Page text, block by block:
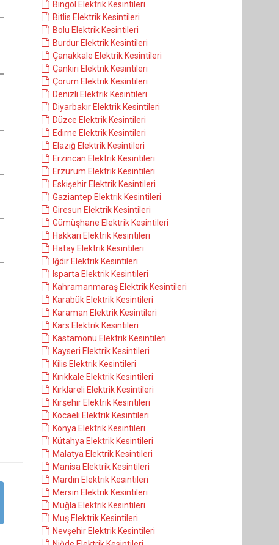
Bingöl Elektrik Kesintileri
Bitlis Elektrik Kesintileri
Bolu Elektrik Kesintileri
Burdur Elektrik Kesintileri
Çanakkale Elektrik Kesintileri
Çankırı Elektrik Kesintileri
Çorum Elektrik Kesintileri
Denizli Elektrik Kesintileri
Diyarbakır Elektrik Kesintileri
Düzce Elektrik Kesintileri
Edirne Elektrik Kesintileri
Elazığ Elektrik Kesintileri
Erzincan Elektrik Kesintileri
Erzurum Elektrik Kesintileri
Eskişehir Elektrik Kesintileri
Gaziantep Elektrik Kesintileri
Giresun Elektrik Kesintileri
Gümüşhane Elektrik Kesintileri
Hakkari Elektrik Kesintileri
Hatay Elektrik Kesintileri
Iğdır Elektrik Kesintileri
Isparta Elektrik Kesintileri
Kahramanmaraş Elektrik Kesintileri
Karabük Elektrik Kesintileri
Karaman Elektrik Kesintileri
Kars Elektrik Kesintileri
Kastamonu Elektrik Kesintileri
Kayseri Elektrik Kesintileri
Kilis Elektrik Kesintileri
Kırıkkale Elektrik Kesintileri
Kırklareli Elektrik Kesintileri
Kırşehir Elektrik Kesintileri
Kocaeli Elektrik Kesintileri
Konya Elektrik Kesintileri
Kütahya Elektrik Kesintileri
Malatya Elektrik Kesintileri
Manisa Elektrik Kesintileri
Mardin Elektrik Kesintileri
Mersin Elektrik Kesintileri
Muğla Elektrik Kesintileri
Muş Elektrik Kesintileri
Nevşehir Elektrik Kesintileri